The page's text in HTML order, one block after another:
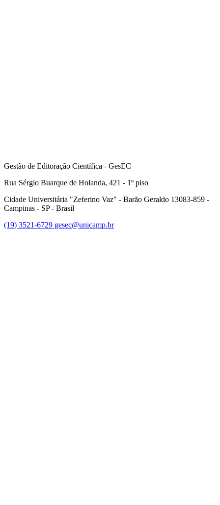
Gestão de Editoração Científica - GesEC
Rua Sérgio Buarque de Holanda, 421 - 1º piso
Cidade Universitária "Zeferino Vaz" - Barão Geraldo 13083-859 -
Campinas - SP - Brasil
(19) 3521-6729 gesec@unicamp.br